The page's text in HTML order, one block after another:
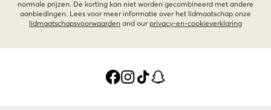
normale prijzen. De korting kan niet worden gecombineerd met andere
aanbiedingen. Lees voor meer informatie over het lidmaatschap onze
lidmaatschapsvoorwaarden and our privacy-en-cookieverklaring